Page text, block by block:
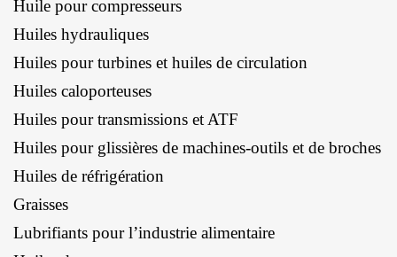
Huile pour compresseurs
Huiles hydrauliques
Huiles pour turbines et huiles de circulation
Huiles caloporteuses
Huiles pour transmissions et ATF
Huiles pour glissières de machines-outils et de broches
Huiles de réfrigération
Graisses
Lubrifiants pour l’industrie alimentaire